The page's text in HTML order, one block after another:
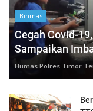
Binmas
Cegah Covid-
Sampaikan
Humas Polres Timor